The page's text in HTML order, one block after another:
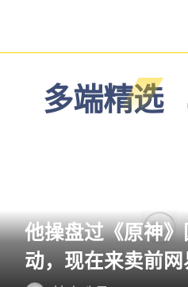
多端精选
他操盘过《原神
动，现在来卖前网